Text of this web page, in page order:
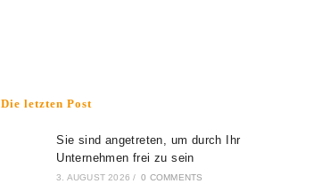
Die letzten Post
Sie sind angetreten, um durch Ihr
Unternehmen frei zu sein
3. AUGUST 2026 / 0 COMMENTS